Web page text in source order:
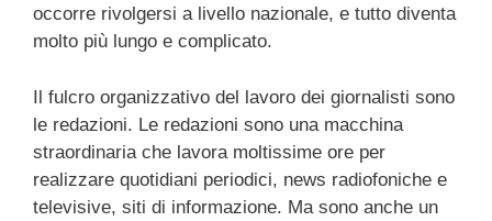
occorre rivolgersi a livello nazionale, e tutto diventa
molto più lungo e complicato.
Il fulcro organizzativo del lavoro dei giornalisti sono
le redazioni. Le redazioni sono una macchina
straordinaria che lavora moltissime ore per
realizzare quotidiani periodici, news radiofoniche e
televisive, siti di informazione. Ma sono anche un